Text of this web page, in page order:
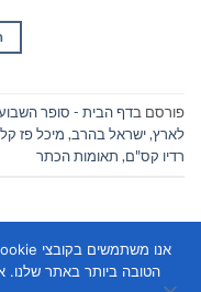
פורסם בדף הבית - סופר
לארץ,ישראל בהרב, מיכל פז
רדיו קס"ם, תאומות הכתר
הטובה ביותר באתר